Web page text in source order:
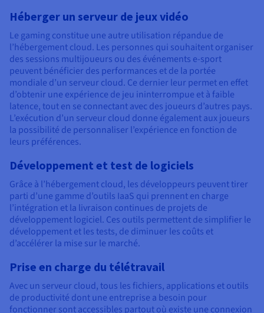
Héberger un serveur de jeux vidéo
Le gaming constitue une autre utilisation répandue de
l’hébergement cloud. Les personnes qui souhaitent organiser
des sessions multijoueurs ou des événements e-sport
peuvent bénéficier des performances et de la portée
mondiale d’un serveur cloud. Ce dernier leur permet en effet
d’obtenir une expérience de jeu ininterrompue et à faible
latence, tout en se connectant avec des joueurs d’autres pays.
L’exécution d’un serveur cloud donne également aux joueurs
la possibilité de personnaliser l’expérience en fonction de
leurs préférences.
Développement et test de logiciels
Grâce à l’hébergement cloud, les développeurs peuvent tirer
parti d’une gamme d’outils IaaS qui prennent en charge
l’intégration et la livraison continues de projets de
développement logiciel. Ces outils permettent de simplifier le
développement et les tests, de diminuer les coûts et
d’accélérer la mise sur le marché.
Prise en charge du télétravail
Avec un serveur cloud, tous les fichiers, applications et outils
de productivité dont une entreprise a besoin pour
fonctionner sont accessibles partout où existe une connexion